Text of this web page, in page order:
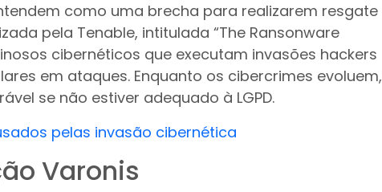
como uma brecha para realizarem resgate
pela Tenable, intitulada “The Ransonware
cibernéticos que executam invasões hackers
em ataques. Enquanto os cibercrimes evoluem,
se não estiver adequado à LGPD.
pelas invasão cibernética
Varonis